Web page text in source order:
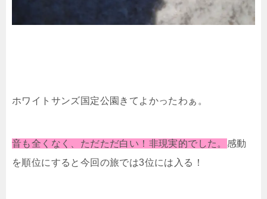
ホワイトサンズ国定公園きてよかったわぁ。
音も全くなく、ただただ白い！非現実的でした。 感動
を順位にすると今回の旅では3位には入る！